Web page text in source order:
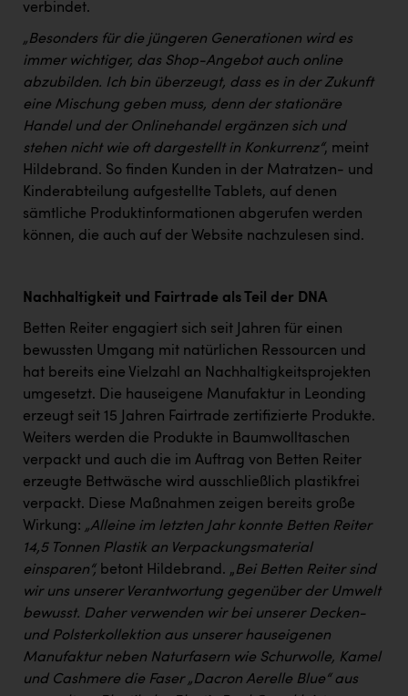
verbindet.
„Besonders für die jüngeren Generationen wird es
immer wichtiger, das Shop-Angebot auch online
abzubilden. Ich bin überzeugt, dass es in der Zukunft
eine Mischung geben muss, denn der stationäre
Handel und der Onlinehandel ergänzen sich und
stehen nicht wie oft dargestellt in Konkurrenz“, meint
Hildebrand. So finden Kunden in der Matratzen- und
Kinderabteilung aufgestellte Tablets, auf denen
sämtliche Produktinformationen abgerufen werden
können, die auch auf der Website nachzulesen sind.
Nachhaltigkeit und Fairtrade als Teil der DNA
Betten Reiter engagiert sich seit Jahren für einen
bewussten Umgang mit natürlichen Ressourcen und
hat bereits eine Vielzahl an Nachhaltigkeitsprojekten
umgesetzt. Die hauseigene Manufaktur in Leonding
erzeugt seit 15 Jahren Fairtrade zertifizierte Produkte.
Weiters werden die Produkte in Baumwolltaschen
verpackt und auch die im Auftrag von Betten Reiter
erzeugte Bettwäsche wird ausschließlich plastikfrei
verpackt. Diese Maßnahmen zeigen bereits große
Wirkung: „Alleine im letzten Jahr konnte Betten Reiter
14,5 Tonnen Plastik an Verpackungsmaterial
einsparen“, betont Hildebrand. „Bei Betten Reiter sind
wir uns unserer Verantwortung gegenüber der Umwelt
bewusst. Daher verwenden wir bei unserer Decken-
und Polsterkollektion aus unserer hauseigenen
Manufaktur neben Naturfasern wie Schurwolle, Kamel
und Cashmere die Faser „Dacron Aerelle Blue“ aus